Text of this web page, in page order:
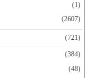
(1)
(2607)
(721)
(384)
(48)